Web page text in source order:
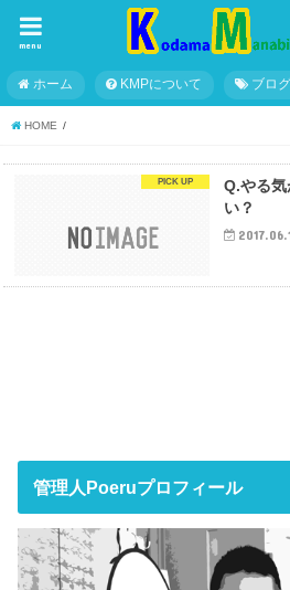
menu
ホーム KMPについて ブログ
HOME
Q.やる
い？
管理人Poeruプロフィール